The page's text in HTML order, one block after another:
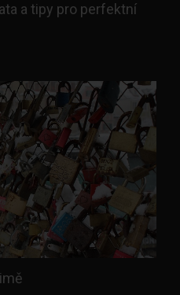
a tipy pro perfektní